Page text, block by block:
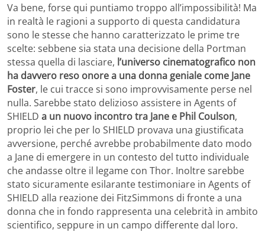
Va bene, forse qui puntiamo troppo all’impossibilità! Ma
in realtà le ragioni a supporto di questa candidatura
sono le stesse che hanno caratterizzato le prime tre
scelte: sebbene sia stata una decisione della Portman
stessa quella di lasciare, l’universo cinematografico non
ha davvero reso onore a una donna geniale come Jane
Foster, le cui tracce si sono improvvisamente perse nel
nulla. Sarebbe stato delizioso assistere in Agents of
SHIELD a un nuovo incontro tra Jane e Phil Coulson,
proprio lei che per lo SHIELD provava una giustificata
avversione, perché avrebbe probabilmente dato modo
a Jane di emergere in un contesto del tutto individuale
che andasse oltre il legame con Thor. Inoltre sarebbe
stato sicuramente esilarante testimoniare in Agents of
SHIELD alla reazione dei FitzSimmons di fronte a una
donna che in fondo rappresenta una celebrità in ambito
scientifico, seppure in un campo differente dal loro.